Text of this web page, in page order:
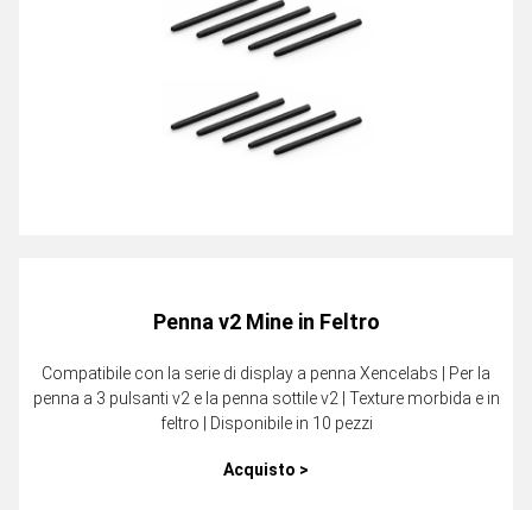
Penna v2 Mine in Feltro
Compatibile con la serie di display a penna Xencelabs | Per la
penna a 3 pulsanti v2 e la penna sottile v2 | Texture morbida e in
feltro | Disponibile in 10 pezzi
Acquisto >